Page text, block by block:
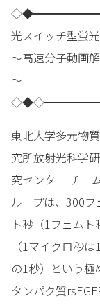
光スイッチ型蛍
～高速分子動画
～
東北大学多元物
究所放射光科学研
究センター チー
ループは、300フ
ト秒（1フェム
（1マイクロ秒
の1秒）という
タンパク質